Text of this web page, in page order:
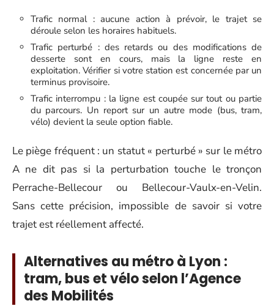
Trafic normal : aucune action à prévoir, le trajet se
déroule selon les horaires habituels.
Trafic perturbé : des retards ou des modifications de
desserte sont en cours, mais la ligne reste en
exploitation. Vérifier si votre station est concernée par un
terminus provisoire.
Trafic interrompu : la ligne est coupée sur tout ou partie
du parcours. Un report sur un autre mode (bus, tram,
vélo) devient la seule option fiable.
Le piège fréquent : un statut « perturbé » sur le métro
A ne dit pas si la perturbation touche le tronçon
Perrache-Bellecour ou Bellecour-Vaulx-en-Velin.
Sans cette précision, impossible de savoir si votre
trajet est réellement affecté.
Alternatives au métro à Lyon :
tram, bus et vélo selon l’Agence
des Mobilités